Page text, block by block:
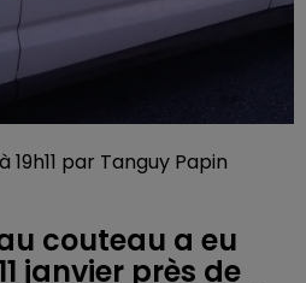
19h11 par Tanguy Papin
couteau a eu
janvier près de